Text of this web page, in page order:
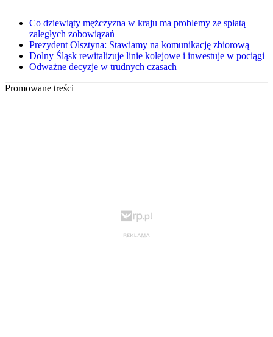
Co dziewiąty mężczyzna w kraju ma problemy ze spłatą
zaległych zobowiązań
Prezydent Olsztyna: Stawiamy na komunikację zbiorową
Dolny Śląsk rewitalizuje linie kolejowe i inwestuje w pociągi
Odważne decyzje w trudnych czasach
Promowane treści